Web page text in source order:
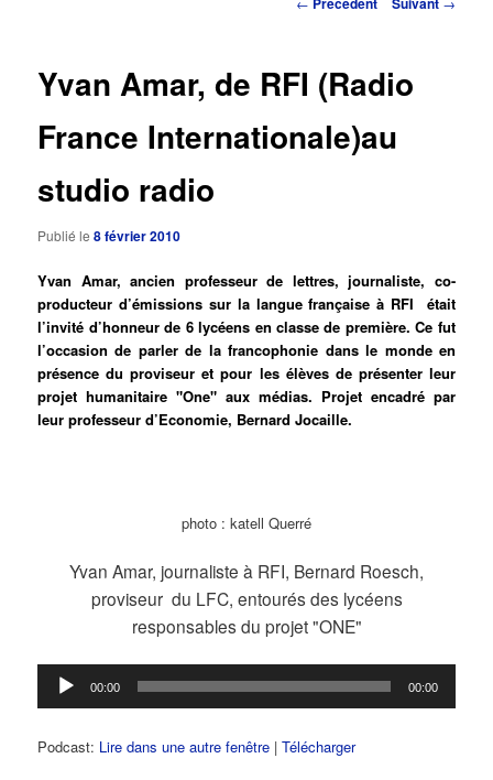
Yvan Amar, de RFI (Radio
France Internationale)au
studio radio
Publié le8 février 2010
Yvan Amar, ancien professeur de lettres, journaliste, co-
producteur d’émissions sur la langue française à RFI était
l’invité d’honneur de 6 lycéens en classe de première. Ce fut
l’occasion de parler de la francophonie dans le monde en
présence du proviseur et pour les élèves de présenter leur
projet humanitaire "One" aux médias. Projet encadré par
leur professeur d’Economie, Bernard Jocaille.
photo : katell Querré
Yvan Amar, journaliste à RFI, Bernard Roesch,
proviseur du LFC, entourés des lycéens
responsables du projet "ONE"
Lecteur
audio
00:00 00:00
Podcast: Lire dans une autre fenêtre |Télécharger